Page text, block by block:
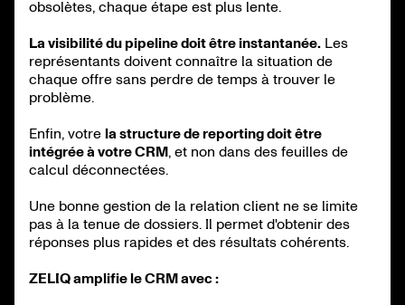
obsolètes, chaque étape est plus lente.
La visibilité du pipeline doit être instantanée. Les
représentants doivent connaître la situation de
chaque offre sans perdre de temps à trouver le
problème.
Enfin, votre la structure de reporting doit être
intégrée à votre CRM, et non dans des feuilles de
calcul déconnectées.
Une bonne gestion de la relation client ne se limite
pas à la tenue de dossiers. Il permet d'obtenir des
réponses plus rapides et des résultats cohérents.
ZELIQ amplifie le CRM avec :